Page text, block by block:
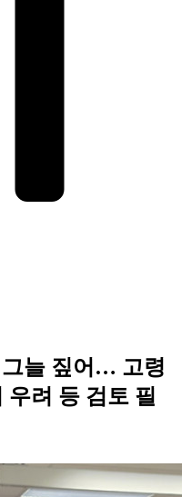
늘 짚어… 고령
우려 등 검토 필